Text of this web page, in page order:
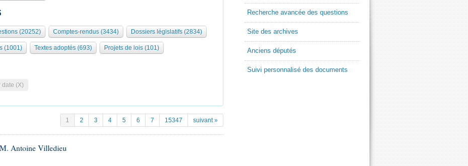
(20252) Comptes-rendus (3434) Dossiers législatifs (2834)
(1001) Textes adoptés (693) Projets de lois (101)
date (X)
1 2 3 4 5 6 7 15347 suivant »
Antoine Villedieu
Recherche avancée des questions
Site des archives
Anciens députés
Suivi personnalisé des documents